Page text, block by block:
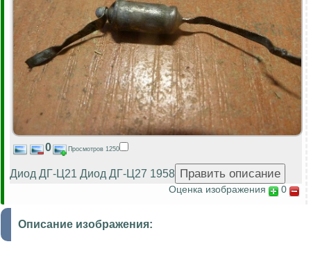
0 Просмотров 1250
Диод ДГ-Ц21 Диод ДГ-Ц27 1958
Оценка изображения 0
Описание изображения: